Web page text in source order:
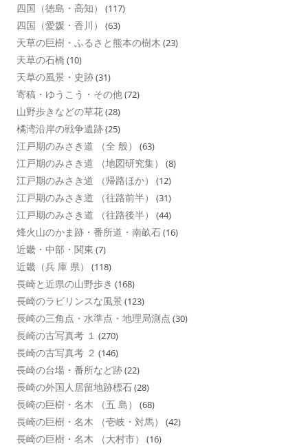
四国（徳島・高知） (117)
四国（愛媛・香川） (63)
天草の巨樹・ふるさと熊本の樹木 (23)
天草の石橋 (10)
天草の風景・史跡(31)
寄稿・ゆうこう・その他(72)
山野歩きなどの草花(28)
橘湾沿岸の戦争遺跡(25)
江戸期のみさき道 （全 般） (63)
江戸期のみさき道 （地図研究集） (8)
江戸期のみさき道 （帰路ほか） (12)
江戸期のみさき道 （往路前半） (31)
江戸期のみさき道 （往路後半） (44)
烽火山のかま跡・番所道・南畝石(16)
近畿・中部・関東 (7)
近畿（兵 庫 県） (118)
長崎と近県の山野歩き (168)
長崎のラビリンスな風景 (123)
長崎の三角点・水準点・地理局測点 (30)
長崎の古写真考 １ (270)
長崎の古写真考 ２ (146)
長崎の台場・番所など跡(22)
長崎の外国人居留地跡標石(28)
長崎の巨樹・名木 （五 島） (68)
長崎の巨樹・名木 （壱岐・対馬） (42)
長崎の巨樹・名木 （大村市） (16)